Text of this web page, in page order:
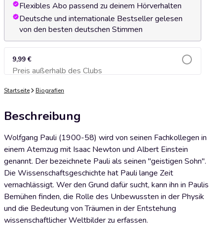
Flexibles Abo passend zu deinem Hörverhalten
Deutsche und internationale Bestseller gelesen
von den besten deutschen Stimmen
9,99 €
Preis außerhalb des ClubsZum Warenkorb hinzufügen
Startseite Biografien
Beschreibung
Wolfgang Pauli (1900-58) wird von seinen Fachkollegen in
einem Atemzug mit Isaac Newton und Albert Einstein
genannt. Der bezeichnete Pauli als seinen "geistigen Sohn".
Die Wissenschaftsgeschichte hat Pauli lange Zeit
vernachlässigt. Wer den Grund dafür sucht, kann ihn in Paulis
Bemühen finden, die Rolle des Unbewussten in der Physik
und die Bedeutung von Träumen in der Entstehung
wissenschaftlicher Weltbilder zu erfassen.